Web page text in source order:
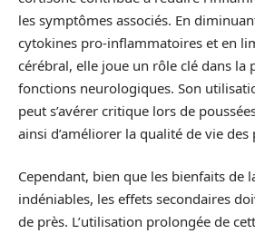
les symptômes associés. En
cytokines pro-inflammatoires et en
cérébral, elle joue un rôle clé dans la
fonctions neurologiques. Son
peut s’avérer critique lors de
ainsi d’améliorer la qualité de vie des
Cependant, bien que les bienfaits de
indéniables, les effets secondaires
de près. L’utilisation prolongée de